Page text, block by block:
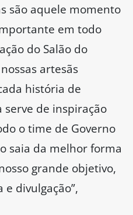
são aquele momento
em todo
do Salão do
artesãs
história de
serve de inspiração
o time de Governo
saia da melhor forma
grande objetivo,
divulgação”,